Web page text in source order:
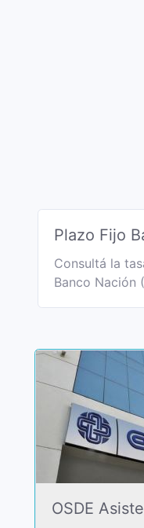
Plazo Fijo
Consultá la
Banco Nación
OSDE